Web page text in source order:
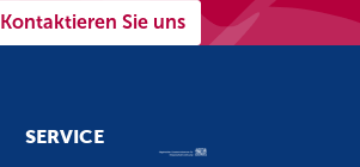
Kontaktieren Sie uns
SERVICE